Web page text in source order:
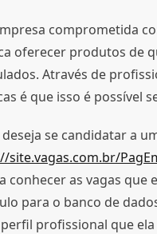
comprometida
oferecer produtos de
Através de
é que isso é possível
se candidatar a
site.vagas.com.br/
conhecer as vagas
para o banco de
profissional que